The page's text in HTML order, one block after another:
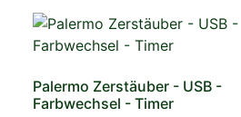
Palermo Zerstäuber - USB -
Farbwechsel - Timer